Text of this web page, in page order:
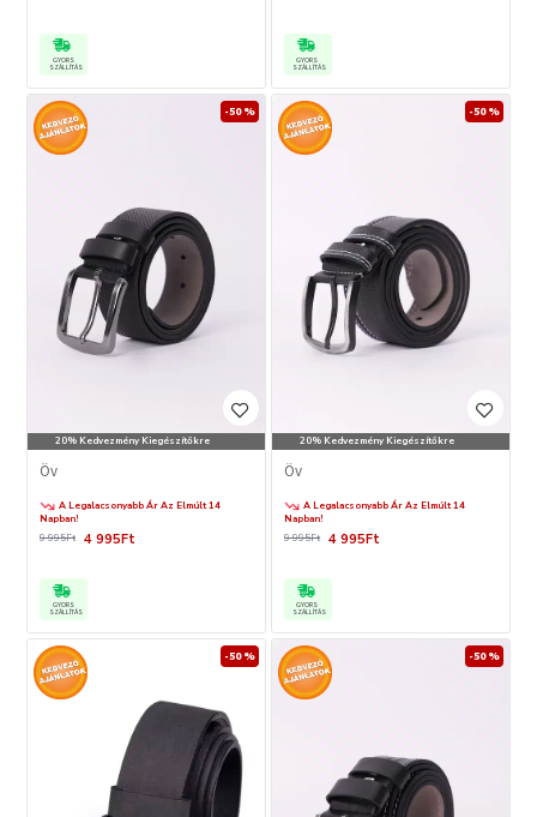
GYORS
SZÁLLÍTÁS
GYORS
SZÁLLÍTÁS
20% Kedvezmény Kiegészítőkre
-50 %
Öv
A Legalacsonyabb Ár Az Elmúlt 14
Napban!
4 995Ft
9 995Ft
GYORS
SZÁLLÍTÁS
20% Kedvezmény Kiegészítőkre
-50 %
Öv
A Legalacsonyabb Ár Az Elmúlt 14
Napban!
4 995Ft
9 995Ft
GYORS
SZÁLLÍTÁS
-50 % -50 %